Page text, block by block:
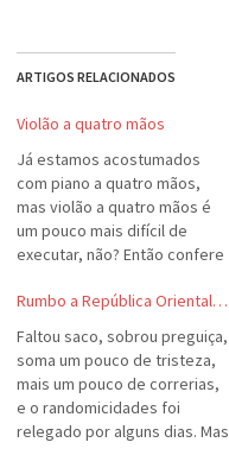
ARTIGOS RELACIONADOS
Violão a quatro mãos
Já estamos acostumados
com piano a quatro mãos,
mas violão a quatro mãos é
um pouco mais difícil de
executar, não? Então confere
Rumbo a República Oriental…
Faltou saco, sobrou preguiça,
soma um pouco de tristeza,
mais um pouco de correrias,
e o randomicidades foi
relegado por alguns dias. Mas